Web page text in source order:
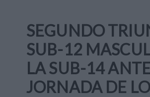
SEGUNDO
SUB-12
LA SUB-14
JORNADA DE